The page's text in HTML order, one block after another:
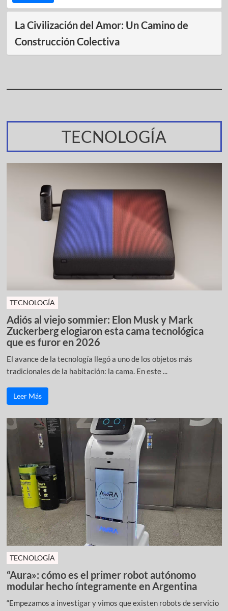
La Civilización del Amor: Un Camino de
Construcción Colectiva
TECNOLOGÍA
TECNOLOGÍA
Adiós al viejo sommier: Elon Musk y Mark
Zuckerberg elogiaron esta cama tecnológica
que es furor en 2026
El avance de la tecnología llegó a uno de los objetos más
tradicionales de la habitación: la cama. En este ...
Leer Más
TECNOLOGÍA
“Aura»: cómo es el primer robot autónomo
modular hecho íntegramente en Argentina
“Empezamos a investigar y vimos que existen robots de servicio